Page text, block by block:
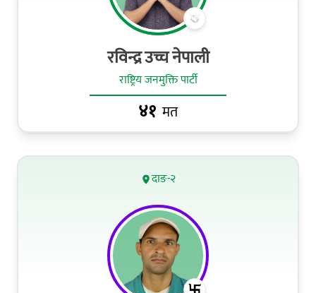
रविन्द्र उच्च नेपाली
राष्ट्रिय जनमुक्ति पार्टी
४१ मत
दाङ-२